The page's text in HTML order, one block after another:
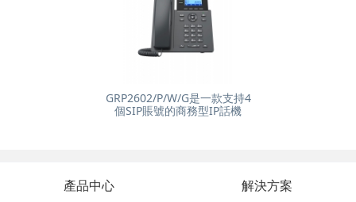
GRP2602/P/W/G是一款支持4
個SIP賬號的商務型IP話機
產品中心 解決方案